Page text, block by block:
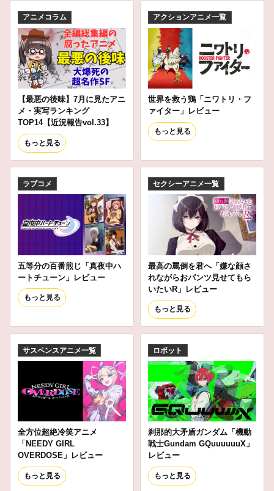
アニメコラム
【最悪の後味】7月に見たアニ
メ・実写ランキング
TOP14【近況報告vol.33】
もっと見る
アクションアニメ一覧
世界を救う鶏「ニワトリ・フ
ァイター」レビュー
もっと見る
ラブコメ
五等分の百番煎じ「真夜中ハ
ートチューン」レビュー
もっと見る
セクシーアニメ一覧
最高の罵倒を君へ「嫌な顔さ
れながらおパンツ見せてもら
いたいR」レビュー
もっと見る
サスペンスアニメ一覧
全方位超絶冷笑アニメ
「NEEDY GIRL
OVERDOSE」レビュー
もっと見る
ロボット
刹那的大矛盾ガンダム「機動
戦士Gundam GQuuuuuuX」
レビュー
もっと見る